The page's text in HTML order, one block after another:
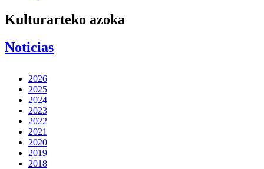
Kulturarteko azoka
Noticias
2026
2025
2024
2023
2022
2021
2020
2019
2018